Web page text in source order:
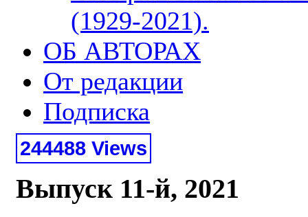
(1929-2021).
ОБ АВТОРАХ
От редакции
Подписка
244488 Views
Выпуск 11-й, 2021